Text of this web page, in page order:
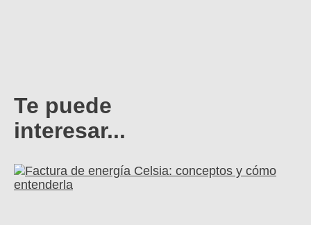
Te puede
interesar...